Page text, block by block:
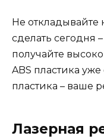
Не откладывайте
сделать сегодня
получайте
ABS пластика уже
пластика – ваше
Лазерная